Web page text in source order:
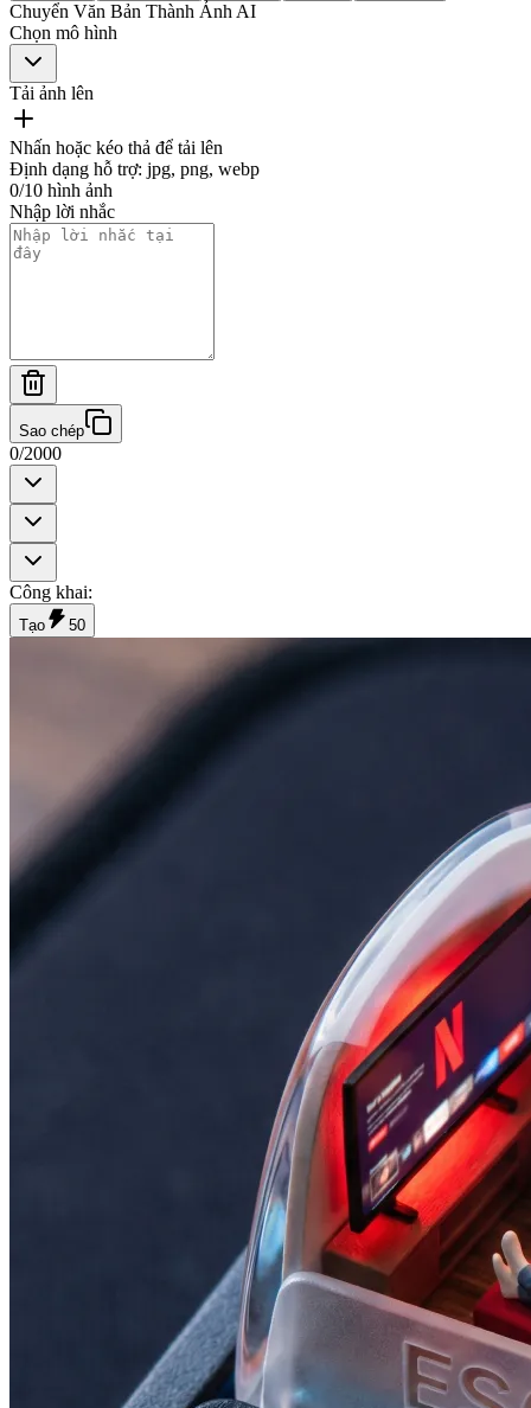
Chuyển Văn Bản Thành Ảnh AI
Chọn mô hình
Tải ảnh lên
Nhấn hoặc kéo thả để tải lên
Định dạng hỗ trợ: jpg, png, webp
0/10 hình ảnh
Nhập lời nhắc
Sao chép
0/2000
Công khai:
Tạo 50